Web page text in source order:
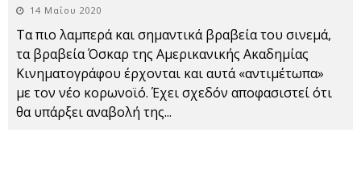
14 Μαΐου 2020
Τα πιο λαμπερά και σημαντικά βραβεία του σινεμά,
τα βραβεία Όσκαρ της Αμερικανικής Ακαδημίας
Κινηματογράφου έρχονται και αυτά «αντιμέτωπα»
με τον νέο κορωνοϊό. Έχει σχεδόν αποφασιστεί ότι
θα υπάρξει αναβολή της...